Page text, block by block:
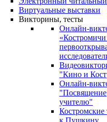
Виртуальные выставки
Викторины, тесты
Онлайн-
"Кино и
Онлайн-
"Посвящение
учителю"
к Пушкину